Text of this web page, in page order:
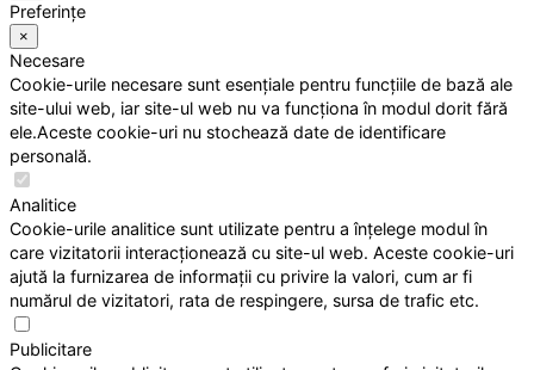
Preferințe
×
Necesare
Cookie-urile necesare sunt esențiale pentru funcțiile de bază ale
site-ului web, iar site-ul web nu va funcționa în modul dorit fără
ele.Aceste cookie-uri nu stochează date de identificare
personală.
Analitice
Cookie-urile analitice sunt utilizate pentru a înțelege modul în
care vizitatorii interacționează cu site-ul web. Aceste cookie-uri
ajută la furnizarea de informații cu privire la valori, cum ar fi
numărul de vizitatori, rata de respingere, sursa de trafic etc.
Publicitare